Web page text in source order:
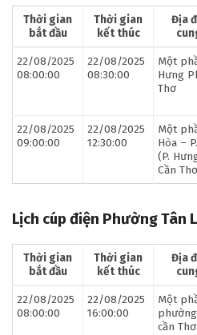
Thời gian
bắt đầu
Thời gian
kết thúc
Địa
22/08/2025
08:00:00
22/08/2025
08:30:00
Một
Hưng
Thơ
22/08/2025
09:00:00
22/08/2025
12:30:00
Một
Hòa –
(P.
Cần Thơ
Lịch cúp điện Phường Tân
Thời gian
bắt đầu
Thời gian
kết thúc
Địa
22/08/2025
08:00:00
22/08/2025
16:00:00
Một
phường
cần Thơ.